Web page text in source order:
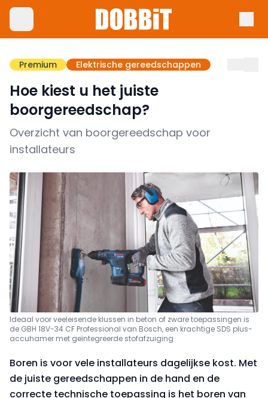
Premium Elektrische gereedschappen
Hoe kiest u het juiste
boorgereedschap?
Overzicht van boorgereedschap voor
installateurs
Ideaal voor veeleisende klussen in beton of zware toepassingen is
de GBH 18V-34 CF Professional van Bosch, een krachtige SDS plus-
accuhamer met geïntegreerde stofafzuiging
Boren is voor vele installateurs dagelijkse kost. Met
de juiste gereedschappen in de hand en de
correcte technische toepassing is het boren van